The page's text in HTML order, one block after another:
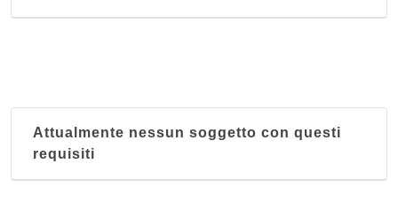
Attualmente nessun soggetto con questi
requisiti